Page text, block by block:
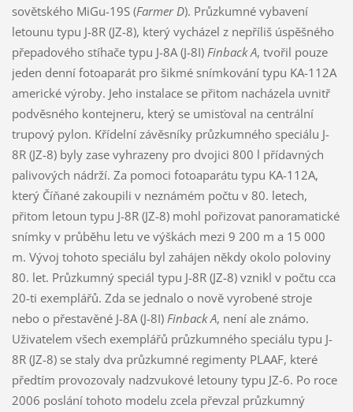
sovětského MiGu-19S (Farmer D). Průzkumné vybavení
letounu typu J-8R (JZ-8), který vycházel z nepříliš úspěšného
přepadového stíhače typu J-8A (J-8I) Finback A, tvořil pouze
jeden denní fotoaparát pro šikmé snímkování typu KA-112A
americké výroby. Jeho instalace se přitom nacházela uvnitř
podvěsného kontejneru, který se umisťoval na centrální
trupový pylon. Křídelní závěsníky průzkumného speciálu J-
8R (JZ-8) byly zase vyhrazeny pro dvojici 800 l přídavných
palivových nádrží. Za pomoci fotoaparátu typu KA-112A,
který Číňané zakoupili v neznámém počtu v 80. letech,
přitom letoun typu J-8R (JZ-8) mohl pořizovat panoramatické
snímky v průběhu letu ve výškách mezi 9 200 m a 15 000
m. Vývoj tohoto speciálu byl zahájen někdy okolo poloviny
80. let. Průzkumný speciál typu J-8R (JZ-8) vznikl v počtu cca
20-ti exemplářů. Zda se jednalo o nově vyrobené stroje
nebo o přestavěné J-8A (J-8I) Finback A, není ale známo.
Uživatelem všech exemplářů průzkumného speciálu typu J-
8R (JZ-8) se staly dva průzkumné regimenty PLAAF, které
předtím provozovaly nadzvukové letouny typu JZ-6. Po roce
2006 poslání tohoto modelu zcela převzal průzkumný